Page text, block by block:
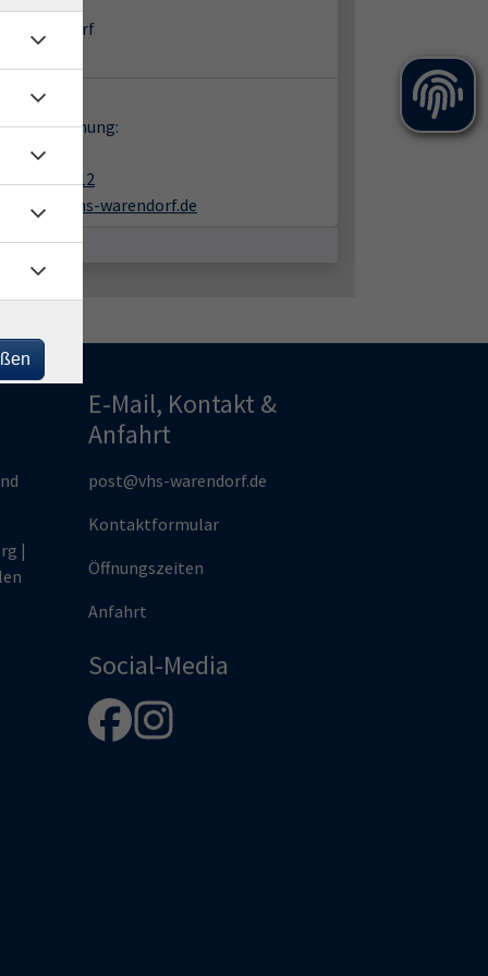
Warendorf
zur Buchung:
Büning
938412
buening@vhs-warendorf.de
|
E-Mail, Kontakt &
Anfahrt
post@vhs-warendorf.de
Kontaktformular
Öffnungszeiten
Anfahrt
Social-Media